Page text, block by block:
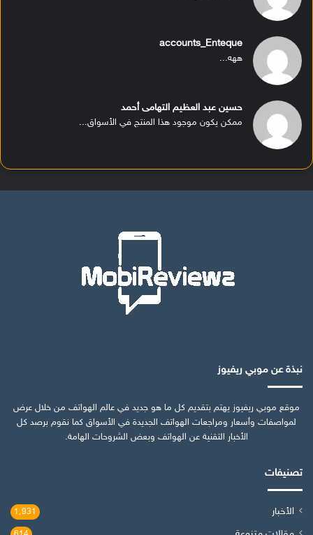
accounts_Enteque
ههه...
حسين عبد العظيم التهامى أحمد
ممكن يكون موجود هذا المنتج في الأسواق...
نبذة عن موبي ريفيوز
موقع موبي ريفيوز يهتم بتقديم كل ما هو جديد في عالم الهواتف من خلال عرض
لمواصفات وأسعار ومراجعات الهواتف الجديدة في الأسواق كما نقوم برصد كل
الأخبار التقنية عن الهواتف وبعض الشروحات الهامة.
تصنيفات
الأخبار 1٬931